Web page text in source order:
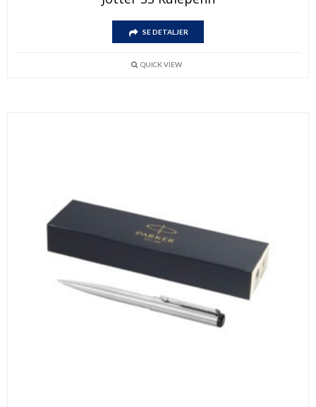
SE DETALJER
QUICK VIEW